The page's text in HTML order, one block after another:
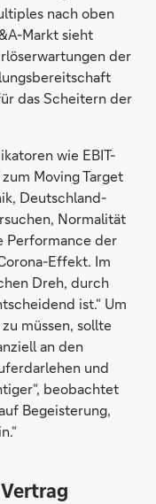
nach oben
Markt sieht
der
das Scheitern der
wie EBIT-
Moving Target
Deutschland-
Normalität
Performance der
Effekt. Im
Dreh, durch
ist.“ Um
müssen, sollte
an den
und
beobachtet
Begeisterung,